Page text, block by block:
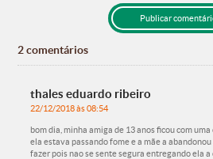
2 comentários
thales eduardo ribeiro
22/12/2018 às 08:54
bom dia, minha amiga de 13 anos ficou com
ela estava passando fome e a mãe a
fazer pois nao se sente segura entregando ela